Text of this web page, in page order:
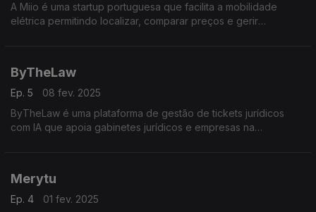
A Miio é uma startup portuguesa que facilita a mobilidade
elétrica permitindo localizar, comparar preços e gerir
ByTheLaw
Ep. 5
08 fev. 2025
ByTheLaw é uma plataforma de gestão de tickets jurídicos
com IA que apoia gabinetes jurídicos e empresas na
Merytu
Ep. 4
01 fev. 2025